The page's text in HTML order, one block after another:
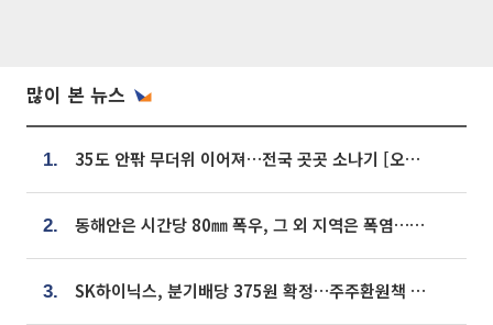
많이 본 뉴스
1. 35도 안팎 무더위 이어져…전국 곳곳 소나기 [오늘 날씨]
2. 동해안은 시간당 80㎜ 폭우, 그 외 지역은 폭염…‘극과 극 날씨’
3. SK하이닉스, 분기배당 375원 확정…주주환원책 9월로 앞당겨 발표